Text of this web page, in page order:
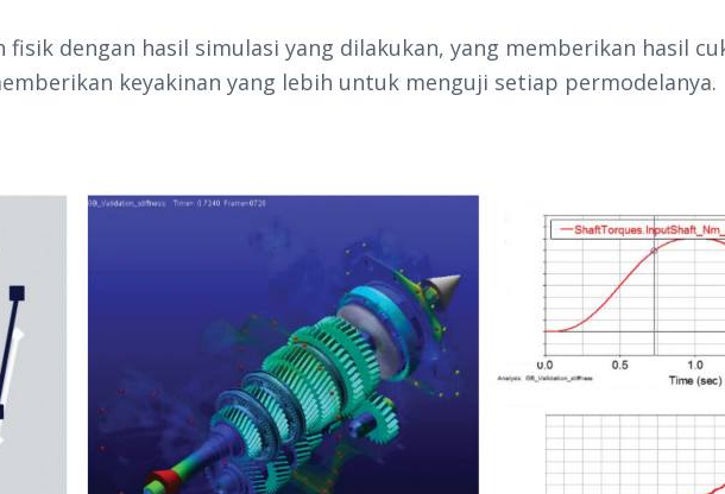
dengan hasil simulasi yang dilakukan, yang memberikan hasil
keyakinan yang lebih untuk menguji setiap permodelanya.